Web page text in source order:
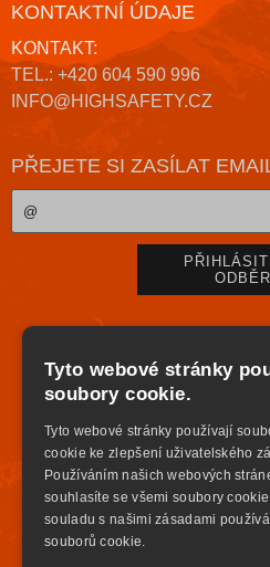
KONTAKTNÍ ÚDAJE
KONTAKT:
TEL.: +420 604 590 996
INFO@HIGHSAFETY.CZ
PŘEJETE SI ZASÍLAT
Tyto webové stránky
soubory cookie.
Tyto webové stránky používají
cookie ke zlepšení uživatelského
Používáním našich webových
souhlasíte se všemi soubory
souladu s našimi zásadami
souborů cookie.